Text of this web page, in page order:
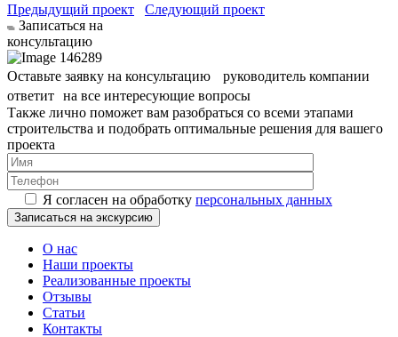
Предыдущий проект
Следующий проект
Записаться на
консультацию
Оставьте заявку на консультацию руководитель компании
ответит на все интересующие вопросы
Также лично поможет вам разобраться со всеми этапами
строительства и подобрать оптимальные решения для вашего
проекта
Я согласен на обработку персональных данных
О нас
Наши проекты
Реализованные проекты
Отзывы
Статьи
Контакты